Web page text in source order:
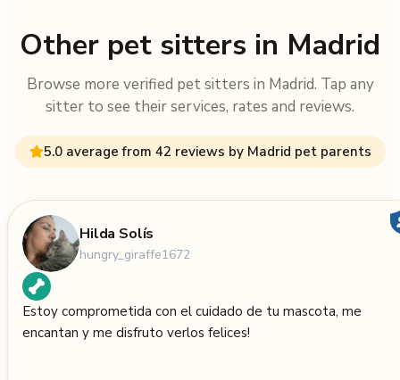
Other pet sitters in Madrid
Browse more verified pet sitters in Madrid. Tap any
sitter to see their services, rates and reviews.
5.0 average from 42 reviews by Madrid pet parents
Hilda Solís
hungry_giraffe1672
Estoy comprometida con el cuidado de tu mascota, me
encantan y me disfruto verlos felices!